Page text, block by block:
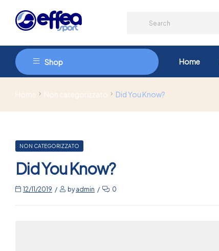
Shop Home
Home Non categorizzato Did You Know?
NON CATEGORIZZATO
Did You Know?
12/11/2019 byadmin 0